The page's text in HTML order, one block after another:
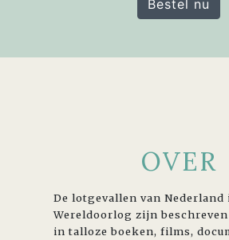
Bestel nu
OVER
De lotgevallen van Nederland
Wereldoorlog zijn
in talloze boeken, films,